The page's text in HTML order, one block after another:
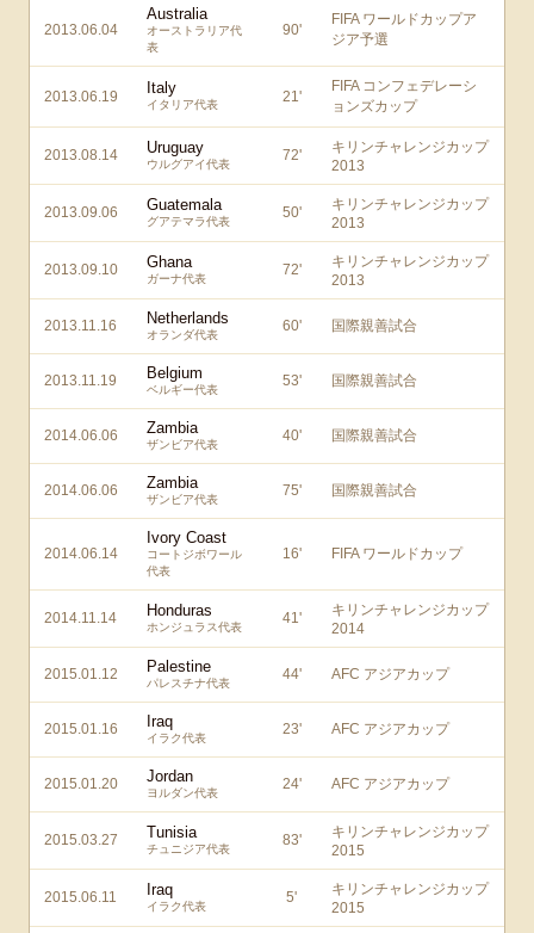
2013.06.04
Australia
オーストラリア代
表
90'
FIFA ワールドカップア
ジア予選
2013.06.19 Italy
イタリア代表 21'
FIFA コンフェデレーシ
ョンズカップ
2013.08.14 Uruguay
ウルグアイ代表
72'
キリンチャレンジカップ
2013
2013.09.06 Guatemala
グアテマラ代表
50'
キリンチャレンジカップ
2013
2013.09.10 Ghana
ガーナ代表
72'
キリンチャレンジカップ
2013
2013.11.16 Netherlands
オランダ代表
60' 国際親善試合
2013.11.19 Belgium
ベルギー代表
53' 国際親善試合
2014.06.06 Zambia
ザンビア代表
40' 国際親善試合
2014.06.06 Zambia
ザンビア代表
75' 国際親善試合
2014.06.14
Ivory Coast
コートジボワール
代表
16' FIFA ワールドカップ
2014.11.14 Honduras
ホンジュラス代表
41'
キリンチャレンジカップ
2014
2015.01.12 Palestine
パレスチナ代表
44' AFC アジアカップ
2015.01.16 Iraq
イラク代表
23' AFC アジアカップ
2015.01.20 Jordan
ヨルダン代表
24' AFC アジアカップ
2015.03.27 Tunisia
チュニジア代表
83'
キリンチャレンジカップ
2015
2015.06.11 Iraq
イラク代表
5'
キリンチャレンジカップ
2015